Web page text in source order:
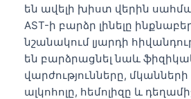
են ավելի խիստ վերին
AST-ի բարձր լինելը
նշանակում լյարդի
են բարձրացնել նաև
վարժությունները,
ալկոհոլը, հեմոլիզը և